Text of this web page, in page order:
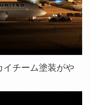
イチーム塗装がや